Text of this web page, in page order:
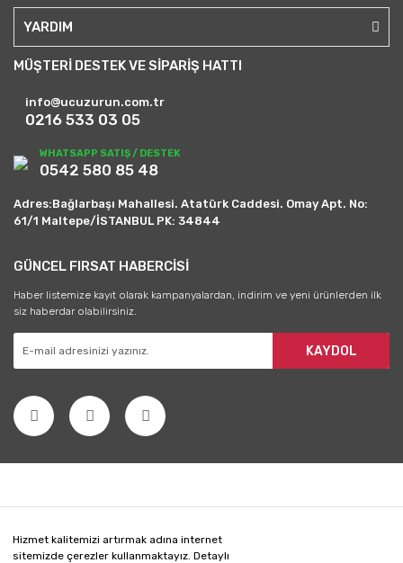
Hizmet kalitemizi artırmak adına internet
sitemizde çerezler kullanmaktayız. Detaylı
YARDIM
MÜŞTERİ DESTEK VE SİPARİŞ HATTI
info@ucuzurun.com.tr
0216 533 03 05
WHATSAPP SATIŞ / DESTEK
0542 580 85 48
Adres:Bağlarbaşı Mahallesi. Atatürk Caddesi. Omay Apt. No:
61/1 Maltepe/İSTANBUL PK: 34844
GÜNCEL FIRSAT HABERCİSİ
Haber listemize kayıt olarak kampanyalardan, indirim ve yeni ürünlerden ilk
siz haberdar olabilirsiniz.
KAYDOL